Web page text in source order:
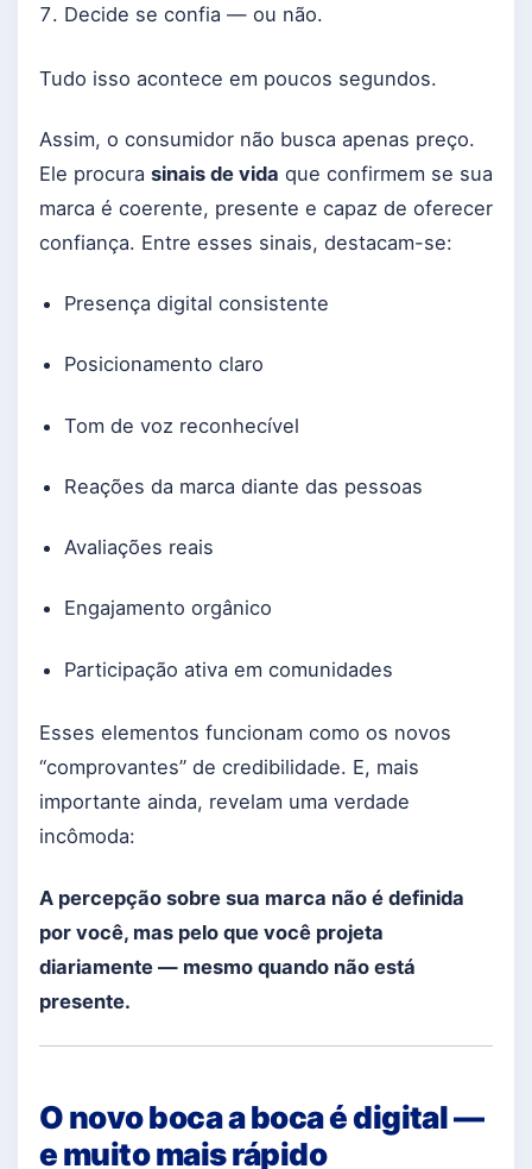
Decide se confia — ou não.
Tudo isso acontece em poucos segundos.
Assim, o consumidor não busca apenas preço.
Ele procura sinais de vida que confirmem se sua
marca é coerente, presente e capaz de oferecer
confiança. Entre esses sinais, destacam-se:
Presença digital consistente
Posicionamento claro
Tom de voz reconhecível
Reações da marca diante das pessoas
Avaliações reais
Engajamento orgânico
Participação ativa em comunidades
Esses elementos funcionam como os novos
“comprovantes” de credibilidade. E, mais
importante ainda, revelam uma verdade
incômoda:
A percepção sobre sua marca não é definida
por você, mas pelo que você projeta
diariamente — mesmo quando não está
presente.
O novo boca a boca é digital —
e muito mais rápido